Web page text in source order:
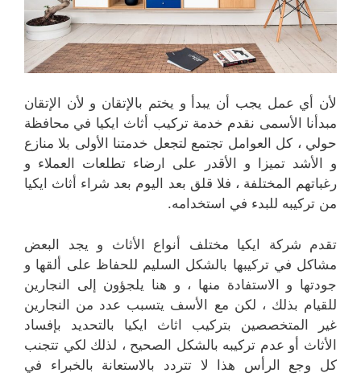
لأن أي عمل يجب أن يبدأ و يختم بالإتقان و لأن الإتقان
مبدأنا الأسمى نقدم خدمة تركيب أثاث ايكيا في محافظة
حولي ، كل العوامل تجتمع لتجعل خدمتنا الأولى بلا منازع
و الأشد تميزا و الأقدر على ارضاء تطلعات العملاء و
رغباتهم المختلفة ، فلا قلق بعد اليوم بعد شراء أثاث ايكيا
من تركيبه للبدء في استخدامه.
تقدم شركة ايكيا مختلف أنواع الأثاث و يجد البعض
مشاكل في تركيبها بالشكل السليم للحفاظ على ألقها و
جودتها و الاستفادة منها ، و هنا يلجؤون إلى النجارين
للقيام بذلك ، لكن مع الأسف يتسبب عدد من النجارين
غير المتخصصين بتركيب اثاث ايكيا بالتحديد بإفساد
الأثاث أو عدم تركيبه بالشكل الصحيح ، لذلك لكي تتجنب
كل وجع الرأس هذا لا تتردد بالاستعانة بالخبراء في